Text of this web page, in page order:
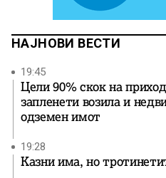
НАЈНОВИ ВЕСТИ
19:45
Цели 90% скок на
запленети возила и
одземен имот
19:28
Казни има, но